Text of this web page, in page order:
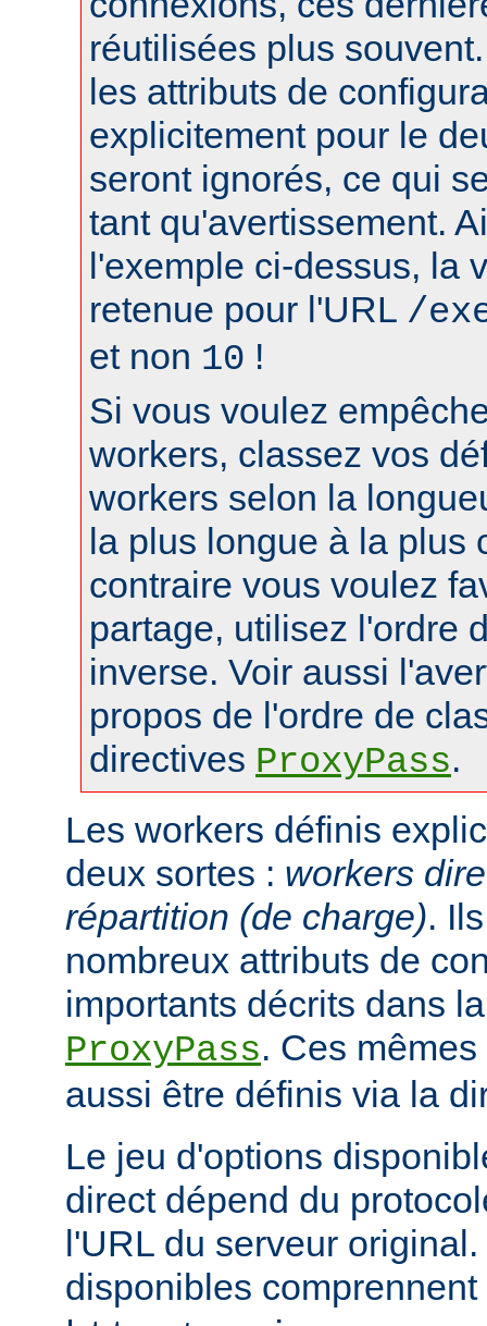
réutilisées plus
les attributs de
explicitement pour le
seront ignorés, ce qui
tant qu'avertissement.
l'exemple ci-dessus, la
retenue pour l'URL /
et non 10 !
Si vous voulez
workers, classez vos
workers selon la
la plus longue à la plus
contraire vous voulez
partage, utilisez l'ordre
inverse. Voir aussi
propos de l'ordre de
directives ProxyPass.
Les workers définis
deux sortes : workers
répartition (de charge).
nombreux attributs de
importants décrits dans
ProxyPass. Ces
aussi être définis via la
Le jeu d'options
direct dépend du
l'URL du serveur
disponibles comprennent